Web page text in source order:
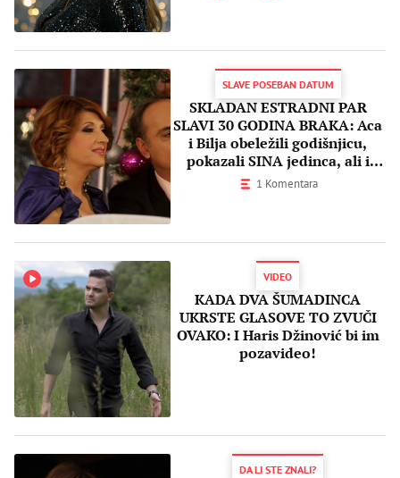
SLAVE POSEBAN DATUM
SKLADAN ESTRADNI PAR
SLAVI 30 GODINA BRAKA: Aca
i Bilja obeležili godišnjicu,
pokazali SINA jedinca, ali i
KUMU — svi je poznajete!
1 Komentara
VIDEO
KADA DVA ŠUMADINCA
UKRSTE GLASOVE TO ZVUČI
OVAKO: I Haris Džinović bi im
pozavideo!
DA LI STE ZNALI?